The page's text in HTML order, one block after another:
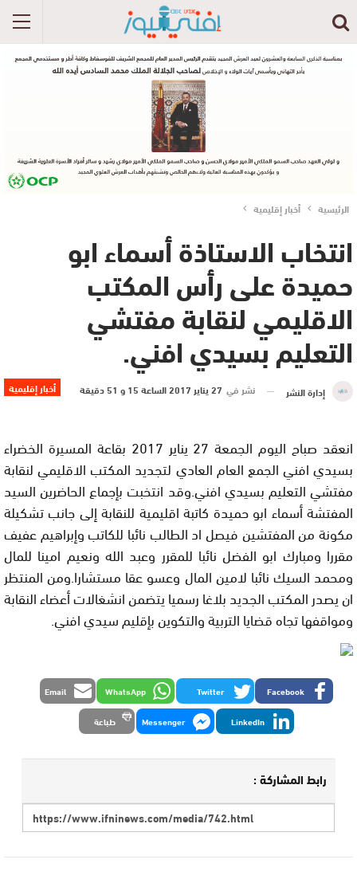
الرئيسية أخبار إقليمية
انتخاب الاستاذة أسماء ابو
حميدة على رأس المكتب
الاقليمي لنقابة مفتشي
التعليم بسيدي افني.
أخبار إقليمية إدارة النشر نشر في 27 يناير 2017 الساعة 15 و 51 دقيقة
انعقد صباح اليوم الجمعة 27 يناير 2017 بقاعة المسيرة الخضراء
بسيدي افني الجمع العام العادي لتجديد المكتب الاقليمي لنقابة
مفتشي التعليم بسيدي افني.وقد انتخبت بإجماع الحاضرين السيد
المفتشة أسماء ابو حميدة كاتبة اقليمية للنقابة إلى جانب تشكيلة
مكونة من المفتشين فيصل اد الطالب نائبا للكاتب وإبراهيم عفيف
مقررا ومبارك ابو الفضل نائبا للمقرر وعبد الله ونعيم امينا للمال
ومحمد السيك نائبا لامين المال وعسو عقا مستشارا.ومن المنتظر
ان يصدر المكتب الجديد بلاغا رسميا يتضمن انشغالات أعضاء النقابة
ومواقفها تجاه قضايا التربية والتكوين بإقليم سيدي افني.
Facebook
Twitter
WhatsApp
Email
LinkedIn
Messenger طباعة
رابط المشاركة :